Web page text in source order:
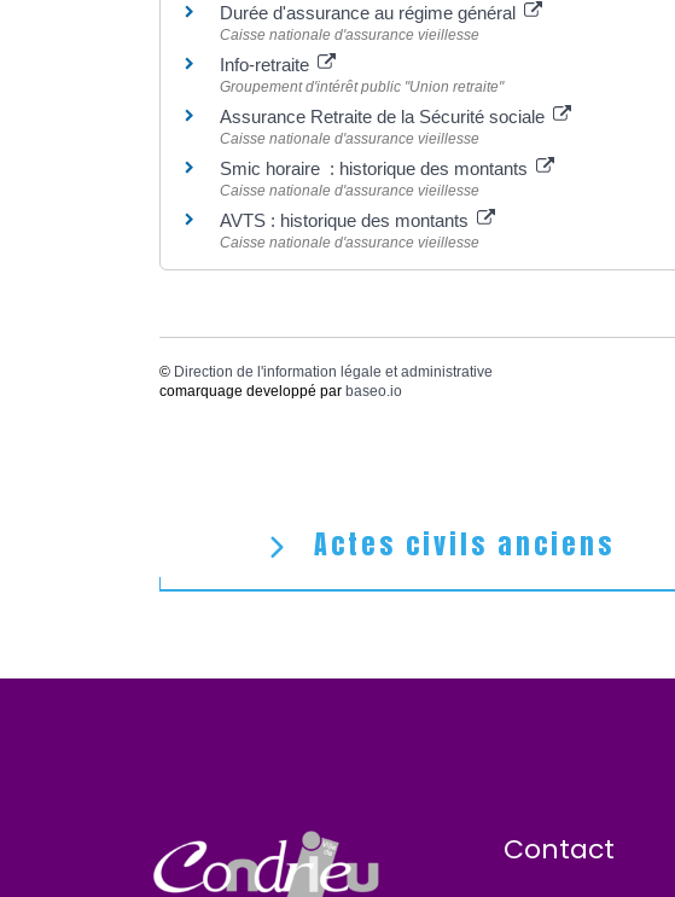
Durée d'assurance au régime général
Caisse nationale d'assurance vieillesse
Info-retraite
Groupement d'intérêt public "Union retraite"
Assurance Retraite de la Sécurité sociale
Caisse nationale d'assurance vieillesse
Smic horaire : historique des montants
Caisse nationale d'assurance vieillesse
AVTS : historique des montants
Caisse nationale d'assurance vieillesse
© Direction de l'information légale et administrative
comarquage developpé par baseo.io
Actes civils anciens
Contact